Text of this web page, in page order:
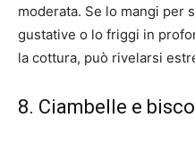
moderata. Se lo mangi per
gustative o lo friggi in
la cottura, può rivelarsi
8. Ciambelle e